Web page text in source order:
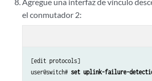
el conmutador 2:
[edit protocols]
user@switch# set uplink-failure-